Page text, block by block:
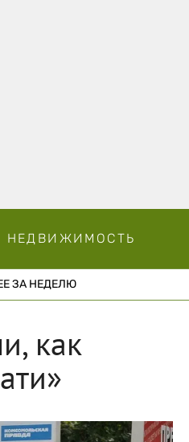
НЕДВИЖИМОСТЬ
ЗА НЕДЕЛЮ
как